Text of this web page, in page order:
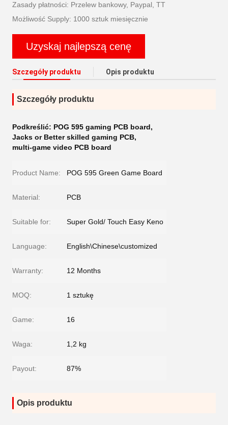
Zasady płatności: Przelew bankowy, Paypal, TT
Możliwość Supply: 1000 sztuk miesięcznie
Uzyskaj najlepszą cenę
Szczegóły produktu Opis produktu
Szczegóły produktu
Podkreślić: POG 595 gaming PCB board,
Jacks or Better skilled gaming PCB,
multi-game video PCB board
Product Name: POG 595 Green Game Board
Material: PCB
Suitable for: Super Gold/ Touch Easy Keno
Language: English\Chinese\customized
Warranty: 12 Months
MOQ: 1 sztukę
Game: 16
Waga: 1,2 kg
Payout: 87%
Opis produktu